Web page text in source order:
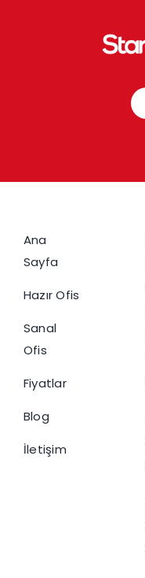
Ana
Sayfa
Hazır Ofis
Sanal
Ofis
Fiyatlar
Blog
İletişim